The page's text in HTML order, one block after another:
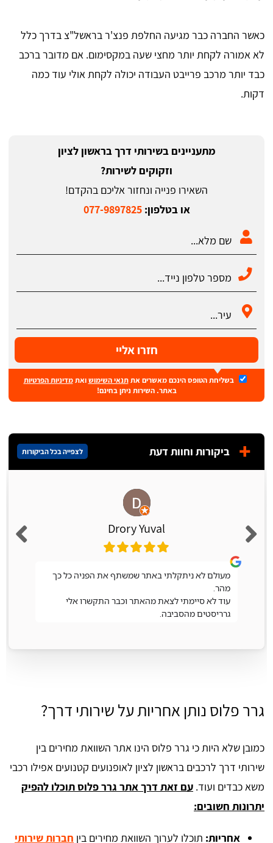
כאשר החברה כבר מגיעה החלפת פנצ'ר בראשל"צ בדרך כלל
לא אמורה לקחת יותר מחצי שעה במקסימום. אם מדובר ברכב
כבד יותר מרכב פרייבט העבודה יכולה לקחת אולי עוד כמה
דקות.
מתעניינים בשירותי דרך בראשון לציון
וזקוקים לשירות?
השאירו פנייה ונחזור אליכם בהקדם!
או בטלפון:077-9897825
חזרו אליי
בשליחת הטופס הינכם מאשרים אתתנאי השימושואתמדיניות הפרטיות
באתר. השירות ניתן בחינם!
ביקורות וחוות דעת לצפייה בכל הביקורות
Drory Yuval
מעולם לא ניתקלתי באתר שמשתף את הפניה כל כך
מהר.
עוד לא סיימתי לצאת מהאתר וכבר התקשרו אלי
גרריסטים מהסביבה.
גרר פלוס נותן אחריות על שירותי דרך?
כמובן שלא היות כי גרר פלוס הינו אתר השוואת מחירים בין
שירותי דרך לרכבים בראשון לציון לאופנועים קטנועים אפילו רכבי
משא כבדים ועוד. עם זאת דרך אתר גרר פלוס תוכלו להפיק
יתרונות חשובים:
אחריות: תוכלו לערוך השוואת מחירים בין חברות שירותי